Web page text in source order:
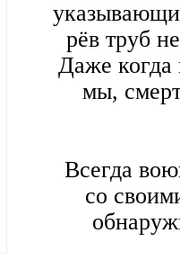
рёв труб
Даже когда
мы,
Всегда
со